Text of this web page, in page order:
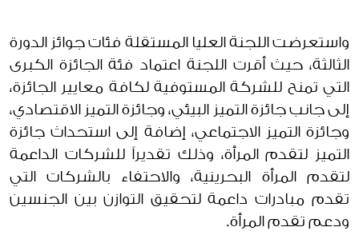
واستعرضت اللجنة العليا المستقلة فئات جوائز الدورة
الثالثة، حيث أقرت اللجنة اعتماد فئة الجائزة الكبرى
التي تمنح للشركة المستوفية لكافة معايير الجائزة،
إلى جانب جائزة التميز البيئي، وجائزة التميز الاقتصادي،
وجائزة التميز الاجتماعي، إضافة إلى استحداث جائزة
التميز لتقدم المرأة، وذلك تقديراً للشركات الداعمة
لتقدم المرأة البحرينية، والاحتفاء بالشركات التي
تقدم مبادرات داعمة لتحقيق التوازن بين الجنسين
ودعم تقدم المرأة.